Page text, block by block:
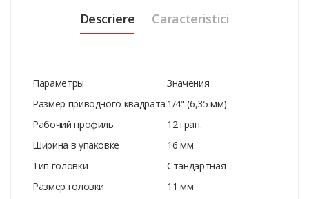
Descriere Caracteristici
Параметры
Значения
Размер приводного квадрата 1/4" (6,35 мм)
Рабочий профиль
12 гран.
Ширина в упаковке
16 мм
Тип головки
Стандартная
Размер головки
11 мм